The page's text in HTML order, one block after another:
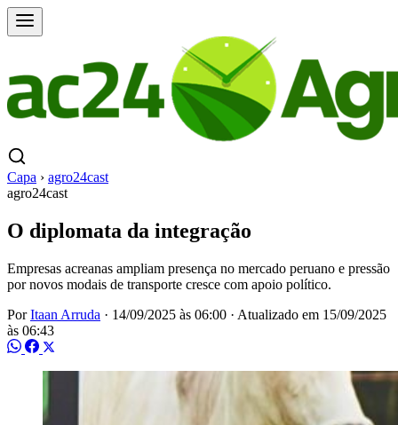
Capa › agro24cast
agro24cast
O diplomata da integração
Empresas acreanas ampliam presença no mercado peruano e pressão
por novos modais de transporte cresce com apoio político.
PorItaan Arruda · 14/09/2025 às 06:00 · Atualizado em 15/09/2025
às 06:43